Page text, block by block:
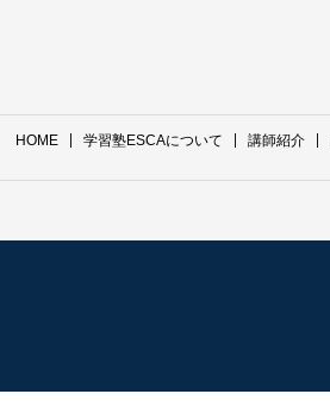
HOME 学習塾ESCAについて 講師紹介